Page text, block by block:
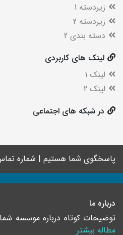
زیردسته 1
زیردسته 2
دسته بندی 2
لینک های کاربردی
لینک 1
لینک 2
در شبکه های اجتماعی
پاسخگوی شما هستیم | شماره تماس :
درباره ما
توضیحات کوتاه درباره موسسه
مطاله بیشتر